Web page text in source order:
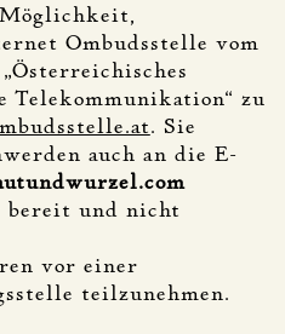
Ombudsstelle vom
zu
. Sie
auch an die E-
und nicht
vor einer
teilzunehmen.